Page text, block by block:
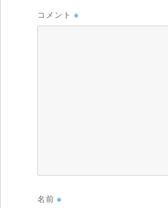
コメント ※
名前 ※